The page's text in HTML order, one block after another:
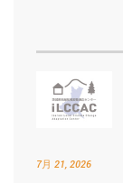
7月 21, 2026